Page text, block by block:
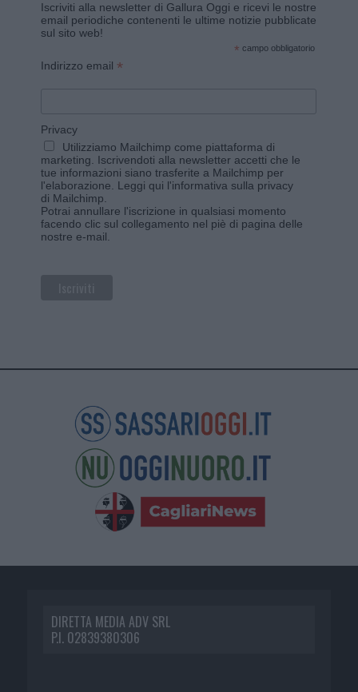
Iscriviti alla newsletter di Gallura Oggi e ricevi le nostre
email periodiche contenenti le ultime notizie pubblicate
sul sito web!
* campo obbligatorio
Indirizzo email *
Privacy
Utilizziamo Mailchimp come piattaforma di
marketing. Iscrivendoti alla newsletter accetti che le
tue informazioni siano trasferite a Mailchimp per
l'elaborazione. Leggi qui l'informativa sulla privacy
di Mailchimp
Potrai annullare l'iscrizione in qualsiasi momento
facendo clic sul collegamento nel piè di pagina delle
nostre e-mail.
DIRETTA MEDIA ADV SRL
P.I. 02839380306